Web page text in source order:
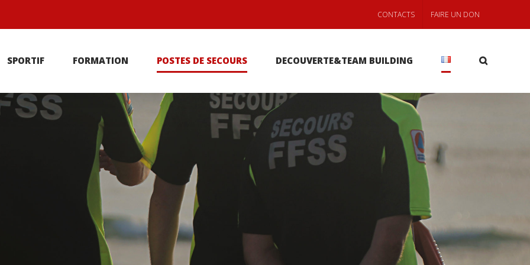
CONTACTS FAIRE UN DON
SPORTIF FORMATION POSTES DE SECOURS DECOUVERTE&TEAM BUILDING